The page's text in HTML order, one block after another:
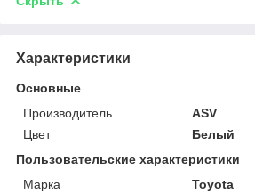
Характеристики
Основные
Производитель
ASV
Цвет
Белый
Пользовательские характеристики
Марка
Toyota